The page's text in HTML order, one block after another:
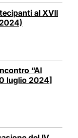
al XVII
“AI
luglio 2024]